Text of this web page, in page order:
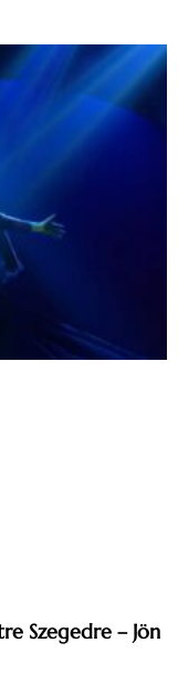
Szegedre – Jön